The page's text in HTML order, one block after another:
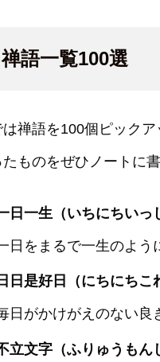
語一覧100選
は禅語を100個ピック
ものをぜひノートに
日一生（いちにちいっ
日をまるで一生のよう
日是好日（にちにちこ
日がかけがえのない良
立文字（ふりゅうもん